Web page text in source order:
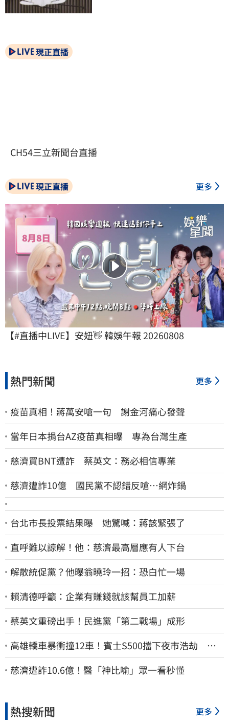
現正直播
CH54三立新聞台直播
現正直播 更多
【#直播中LIVE】安妞👋 韓娛午報 20260808
熱門新聞 更多
疫苗真相！蔣萬安嗆一句 謝金河痛心發聲
當年日本捐台AZ疫苗真相曝 專為台灣生產
慈濟買BNT遭詐 蔡英文：務必相信專業
慈濟遭詐10億 國民黨不認錯反嗆⋯網炸鍋
台北市長投票結果曝 她驚喊：蔣該緊張了
直呼難以諒解！他：慈濟最高層應有人下台
解散統促黨？他曝翁曉玲一招：恐白忙一場
賴清德呼籲：企業有賺錢就該幫員工加薪
蔡英文重磅出手！民進黨「第二戰場」成形
高雄轎車暴衝撞12車！賓士S500擋下夜市浩劫 車
主大度：車再買就有
慈濟遭詐10.6億！醫「神比喻」眾一看秒懂
熱搜新聞 更多